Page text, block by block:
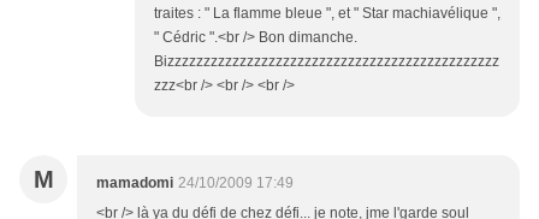
traites : " La flamme bleue ", et " Star machiavélique ",
" Cédric ".<br /> Bon dimanche.
Bizzzzzzzzzzzzzzzzzzzzzzzzzzzzzzzzzzzzzzzzzzzzzz
zzz<br /> <br /> <br />
M mamadomi 24/10/2009 17:49
<br /> là ya du défi de chez défi... je note, jme l'garde soul